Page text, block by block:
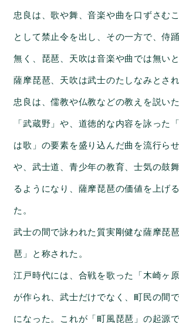
忠良は、歌や舞、音楽や曲を口ずさむ
として禁止令を出し、その一方で、侍
無く 、琵琶、天吹は音楽や曲では無い
薩摩琵琶、天吹は武士のたしなみとされ
忠良は、儒教や仏教などの教えを説い
「武蔵野」や、道徳的な内容を詠った
は歌」の要素を盛り込んだ曲を流行ら
や、武士道、青少年の教育、士気の鼓
るようになり、 薩摩琵琶の価値を上げ
た。
武士の間で詠われた質実剛健な薩摩琵
琶」と称された。
江戸時代には、合戦を歌った 「木崎ヶ
が作られ、武士だけでなく、町民の間
になった。 これが「町風琵琶」の起源で